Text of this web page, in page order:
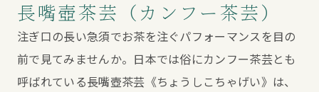
長嘴壺茶芸（カンフー茶芸）
注ぎ口の長い急須でお茶を注ぐパフォーマンスを目の
前で見てみませんか。日本では俗にカンフー茶芸とも
呼ばれている長嘴壺茶芸《ちょうしこちゃげい》は、